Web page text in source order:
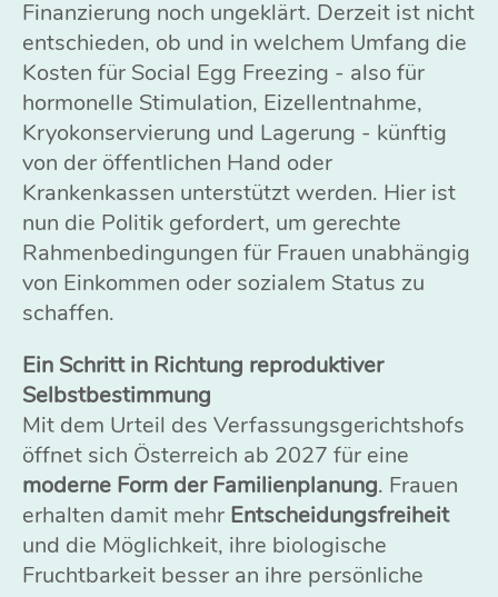
Finanzierung noch ungeklärt. Derzeit ist nicht
entschieden, ob und in welchem Umfang die
Kosten für Social Egg Freezing - also für
hormonelle Stimulation, Eizellentnahme,
Kryokonservierung und Lagerung - künftig
von der öffentlichen Hand oder
Krankenkassen unterstützt werden. Hier ist
nun die Politik gefordert, um gerechte
Rahmenbedingungen für Frauen unabhängig
von Einkommen oder sozialem Status zu
schaffen.
Ein Schritt in Richtung reproduktiver
Selbstbestimmung
Mit dem Urteil des Verfassungsgerichtshofs
öffnet sich Österreich ab 2027 für eine
moderne Form der Familienplanung. Frauen
erhalten damit mehr Entscheidungsfreiheit
und die Möglichkeit, ihre biologische
Fruchtbarkeit besser an ihre persönliche